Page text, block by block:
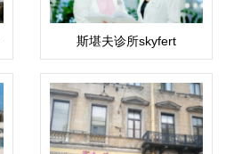
斯堪夫诊所skyfert